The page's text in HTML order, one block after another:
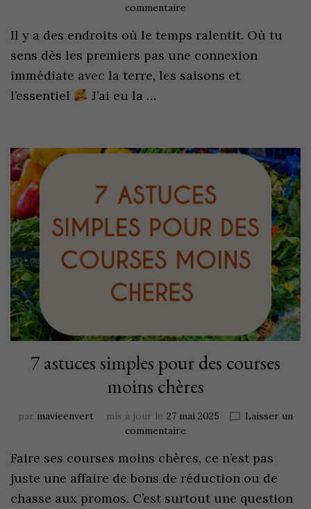
commentaire
Il y a des endroits où le temps ralentit. Où tu
sens dès les premiers pas une connexion
immédiate avec la terre, les saisons et
l’essentiel
J’ai eu la …
7 astuces simples pour des courses
moins chères
par mavieenvert mis à jour le 27 mai 2025
Laisser un
commentaire
Faire ses courses moins chères, ce n’est pas
juste une affaire de bons de réduction ou de
chasse aux promos. C’est surtout une question